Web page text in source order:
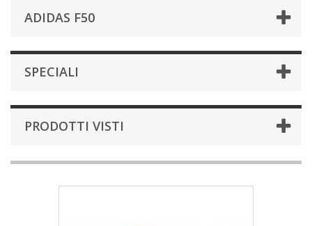
ADIDAS F50
SPECIALI
PRODOTTI VISTI